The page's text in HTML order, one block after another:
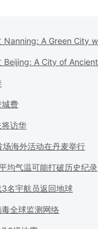
城费
访华
场海外活动在丹麦举行
均气温可能打破历史纪录
名宇航员返回地球
全球监测网络